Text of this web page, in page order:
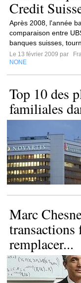
Credit
Après 2008, l'année
comparaison entre
banques suisses,
Le 13 février 2009 par
NONE
Top 10 des
familiales
Marc
remplacer...